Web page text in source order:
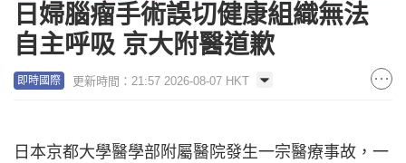
日婦腦瘤手術誤切健康組織無法
自主呼吸 京大附醫道歉
即時國際 更新時間：21:57 2026-08-07 HKT
日本京都大學醫學部附屬醫院發生一宗醫療事故，一